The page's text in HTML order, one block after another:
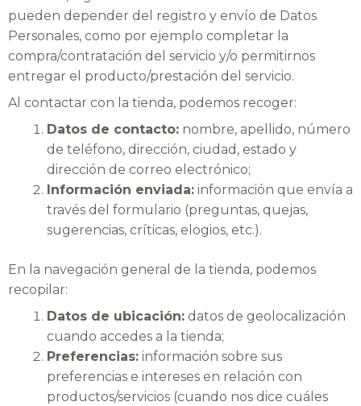
pueden depender del registro y envío de Datos
Personales, como por ejemplo completar la
compra/contratación del servicio y/o permitirnos
entregar el producto/prestación del servicio.
Al contactar con la tienda, podemos recoger:
Datos de contacto: nombre, apellido, número
de teléfono, dirección, ciudad, estado y
dirección de correo electrónico;
Información enviada: información que envía a
través del formulario (preguntas, quejas,
sugerencias, críticas, elogios, etc.).
En la navegación general de la tienda, podemos
recopilar:
Datos de ubicación: datos de geolocalización
cuando accedes a la tienda;
Preferencias: información sobre sus
preferencias e intereses en relación con
productos/servicios (cuando nos dice cuáles